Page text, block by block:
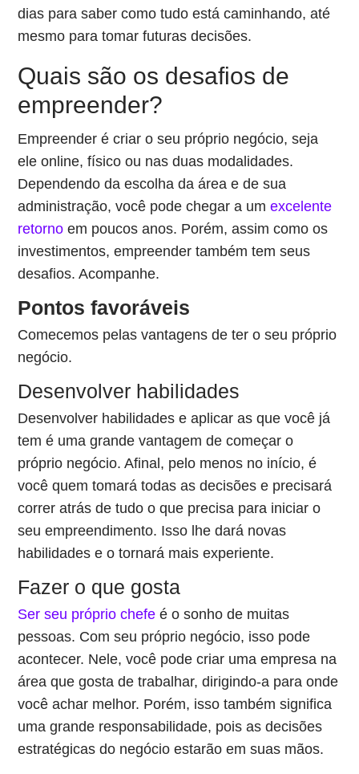
dias para saber como tudo está caminhando, até
mesmo para tomar futuras decisões.
Quais são os desafios de
empreender?
Empreender é criar o seu próprio negócio, seja
ele online, físico ou nas duas modalidades.
Dependendo da escolha da área e de sua
administração, você pode chegar a umexcelente
retorno em poucos anos. Porém, assim como os
investimentos, empreender também tem seus
desafios. Acompanhe.
Pontos favoráveis
Comecemos pelas vantagens de ter o seu próprio
negócio.
Desenvolver habilidades
Desenvolver habilidades e aplicar as que você já
tem é uma grande vantagem de começar o
próprio negócio. Afinal, pelo menos no início, é
você quem tomará todas as decisões e precisará
correr atrás de tudo o que precisa para iniciar o
seu empreendimento. Isso lhe dará novas
habilidades e o tornará mais experiente.
Fazer o que gosta
Ser seu próprio chefe é o sonho de muitas
pessoas. Com seu próprio negócio, isso pode
acontecer. Nele, você pode criar uma empresa na
área que gosta de trabalhar, dirigindo-a para onde
você achar melhor. Porém, isso também significa
uma grande responsabilidade, pois as decisões
estratégicas do negócio estarão em suas mãos.